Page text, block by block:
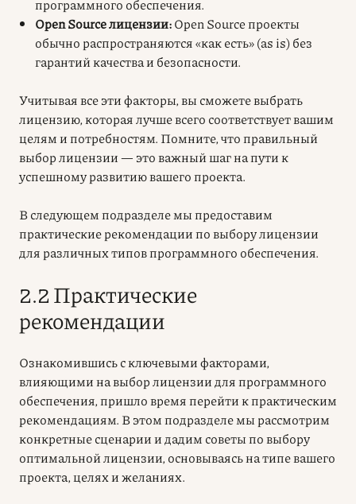
программного обеспечения.
Open Source лицензии:Open Source проекты
обычно распространяются «как есть» (as is) без
гарантий качества и безопасности.
Учитывая все эти факторы, вы сможете выбрать
лицензию, которая лучше всего соответствует вашим
целям и потребностям. Помните, что правильный
выбор лицензии — это важный шаг на пути к
успешному развитию вашего проекта.
В следующем подразделе мы предоставим
практические рекомендации по выбору лицензии
для различных типов программного обеспечения.
2.2 Практические
рекомендации
Ознакомившись с ключевыми факторами,
влияющими на выбор лицензии для программного
обеспечения, пришло время перейти к практическим
рекомендациям. В этом подразделе мы рассмотрим
конкретные сценарии и дадим советы по выбору
оптимальной лицензии, основываясь на типе вашего
проекта, целях и желаниях.